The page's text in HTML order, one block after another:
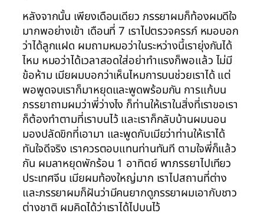
หลังจากนั้น เพียงเดือนเดียว ภรรยาผมก็ท้องผมดีใจ
มากพอย่างเข้า เดือนที่ 7 เราไปตรวจครรภ์ หมอบอก
ว่าได้ลูกแฝด ผมถามหมอว่าในระหว่างนี้เรายุ่งกันได้
ไหม หมอว่าได้เวลาสอดใส่อย่าทำแรงก็พอแล้ว ไม่มี
ข้อห้าม เมียผมบอกว่าเห็นไหมการบนช่วยเราได้ แต่
พอพูดจบเราก็มาหยุดและพูดพร้อมกัน การแก้บน
ภรรยาถามผมว่าพี่ว่างไง ก็ท่านให้เราในสิ่งที่เราขอเรา
ก็ต้องทำตามที่เราบนไว้ และเราก็กลับบ้านผมนอน
มองปลัดขิกที่เอามา และพูดกับเมียว่าท่านให้เราได้
ทันใจดีจริง เราควรตอบแทนท่านทันที ตามใจพี่ก็แล้ว
กัน ผมลาหยุดพักร้อน 1 อาทิตย์ พาภรรยาไปเทียว
ประเทศจีน เมียผมท้องใหญ่มาก เราไปสถานที่ต่าง
และภรรยาผมก็ฝันว่ามีคนยากดูภรรยาผมเอากับชาว
ต่างชาติ ผมคิดได้ว่าเราได้ไปบนไว้